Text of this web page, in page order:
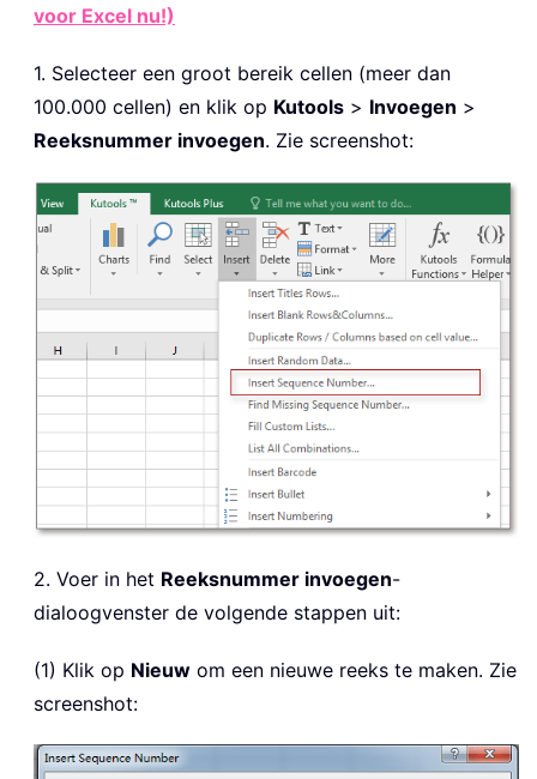
voor Excel nu!)
1. Selecteer een groot bereik cellen (meer dan
100.000 cellen) en klik op Kutools > Invoegen >
Reeksnummer invoegen. Zie screenshot:
2. Voer in het Reeksnummer invoegen-
dialoogvenster de volgende stappen uit:
(1) Klik op Nieuw om een nieuwe reeks te maken. Zie
screenshot: